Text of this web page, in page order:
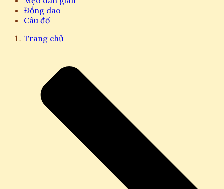
Đồng dao
Câu đố
Trang chủ